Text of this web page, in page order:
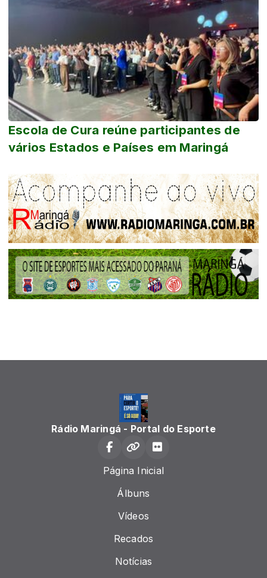
Escola de Cura reúne participantes de
vários Estados e Países em Maringá
Rádio Maringá - Portal do Esporte
Página Inicial
Álbuns
Vídeos
Recados
Notícias